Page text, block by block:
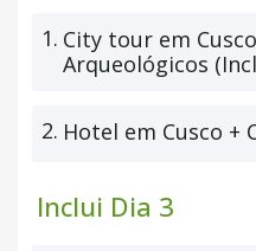
1. City tour em
Arqueológicos
2. Hotel em Cusco +
Inclui Dia 3